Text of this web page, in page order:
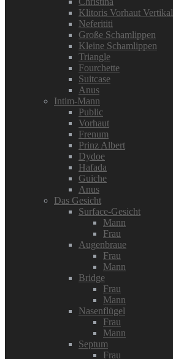
Klitoris Vorhaut Vertikal
Neferititi
Große Schamlippen
Kleine Schamlippen
Triangle
Fourchette
Suitcase
Anus
Intim-Mann
Public
Vorhaut
Frenum
Prinz Albert
Dydoe
Hafada
Guiche
Anus
Das Gesicht
Surface-Gesicht
Mann
Frau
Augenbraue
Frau
Mann
Bridge
Frau
Mann
Nasenflügel
Frau
Mann
Septum
Frau